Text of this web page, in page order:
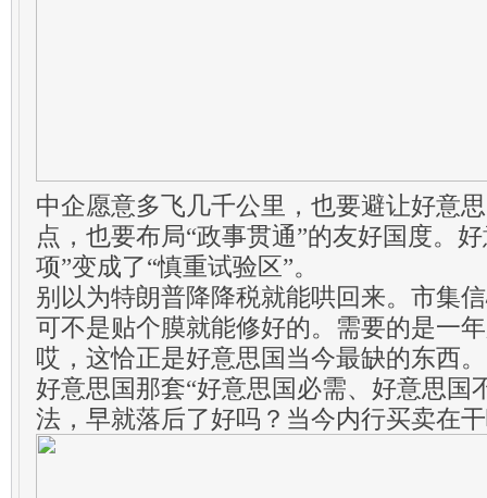
中企愿意多飞几千公里，也要避让好意
点，也要布局“政事贯通”的友好国度。
项”变成了“慎重试验区”。
别以为特朗普降降税就能哄回来。市集
可不是贴个膜就能修好的。需要的是一
哎，这恰正是好意思国当今最缺的东西。
好意思国那套“好意思国必需、好意思国
法，早就落后了好吗？当今内行买卖在